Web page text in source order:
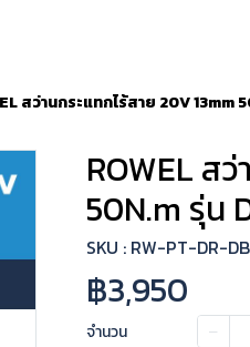
สว่านกระแทกไร้สาย 20V 13mm
ROWEL ส
50N.m รุ่น
SKU : RW-PT-DR-
฿3,950
จำนวน